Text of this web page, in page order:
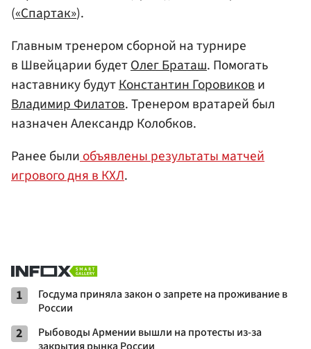
(«Спартак»).
Главным тренером сборной на турнире
в Швейцарии будетОлег Браташ. Помогать
наставнику будутКонстантин Горовикови
Владимир Филатов. Тренером вратарей был
назначен Александр Колобков.
Ранее былиобъявлены результаты матчей
игрового дня в КХЛ.
1
Госдума приняла закон о запрете на проживание в
России
2
Рыбоводы Армении вышли на протесты из-за